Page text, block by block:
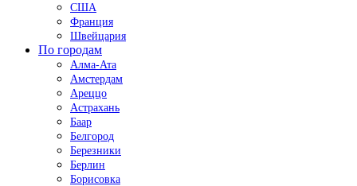
США
Франция
Швейцария
По городам
Алма-Ата
Амстердам
Ареццо
Астрахань
Баар
Белгород
Березники
Берлин
Борисовка